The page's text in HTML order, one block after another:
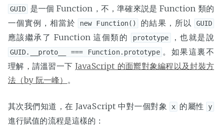
GUID
是一個 Function，不，準確來説是 Function 類的
一個實例，相當於
new Function() 的結果，所以 GUID
應該繼承了 Function 這個類的 prototype ，也就是說
GUID.__proto__ === Function.prototype 。如果這裏不
理解，請溫習一下 JavaScript 的面嚮對象編程以及封裝方
法（by 阮一峰） 。
其次我們知道，在 JavaScript 中對一個對象 x 的屬性 y
進行賦值的流程是這樣的：